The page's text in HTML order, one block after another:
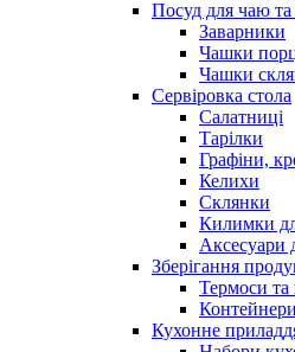
Посуд для чаю та
Заварники
Чашки
Чашки
Сервіровка стола
Салатниці
Тарілки
Графіни,
Келихи
Склянки
Килимки
Аксесуари
Зберігання
Термоси
Контейнери
Кухонне